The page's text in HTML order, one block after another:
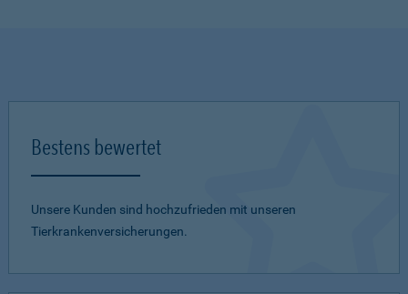
Bestens bewertet
Unsere Kunden sind hochzufrieden mit unseren
Tierkrankenversicherungen.